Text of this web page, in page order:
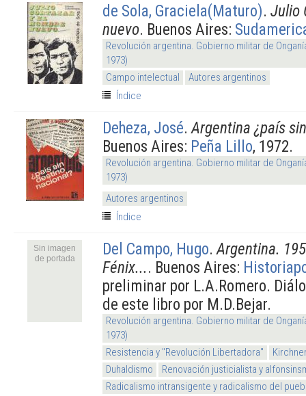
de Sola, Graciela(Maturo). Julio
nuevo. Buenos Aires:
Revolución argentina. Gobierno militar de
1973)
Campo intelectual
Autores argentinos
Índice
Deheza, José.Argentina ¿país
Buenos Aires: Peña Lillo, 1972.
Revolución argentina. Gobierno militar de
1973)
Autores argentinos
Índice
Sin imagen
de portada
Del Campo, Hugo.Argentina.
Fénix.... Buenos Aires:
preliminar por L.A.Romero.
de este libro por M.D.Bejar.
Revolución argentina. Gobierno militar de
1973)
Resistencia y "Revolución Libertadora"
Duhaldismo
Renovación justicialista y
Radicalismo intransigente y radicalismo del